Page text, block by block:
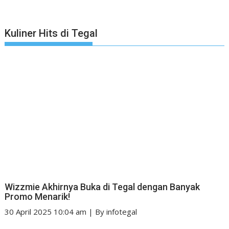
Kuliner Hits di Tegal
Wizzmie Akhirnya Buka di Tegal dengan Banyak
Promo Menarik!
30 April 2025 10:04 am | Byinfotegal